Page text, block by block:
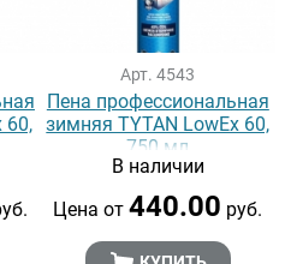
60,
Арт. 4543
Пена профессиональная
зимняя TYTAN LowEx 60,
750 мл
В наличии
Цена от440.00 руб.